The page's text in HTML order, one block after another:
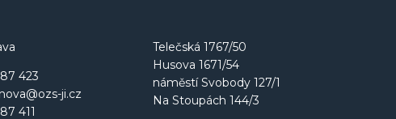
423
ji.cz
411
Telečská 1767/50
Husova 1671/54
náměstí Svobody 127/1
Na Stoupách 144/3